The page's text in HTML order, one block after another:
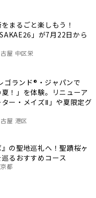
まるごと楽しもう！
SAKAE26」が7月22日から
屋 中区栄
ゴランド®・ジャパンで
夏！」を体験。リニューア
ー・メイズⅡ」や夏限定グ
屋 港区
』の聖地巡礼へ！聖蹟桜ヶ
るおすすめコース
都